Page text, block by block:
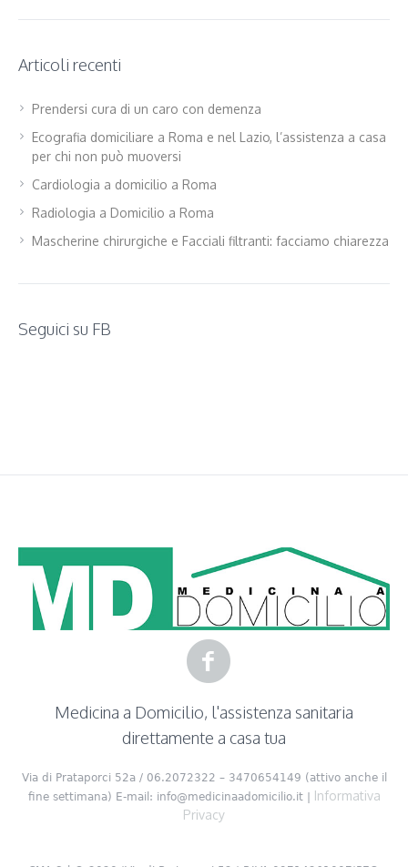
Articoli recenti
Prendersi cura di un caro con demenza
Ecografia domiciliare a Roma e nel Lazio, l’assistenza a casa
per chi non può muoversi
Cardiologia a domicilio a Roma
Radiologia a Domicilio a Roma
Mascherine chirurgiche e Facciali filtranti: facciamo chiarezza
Seguici su FB
Medicina a Domicilio, l'assistenza sanitaria
direttamente a casa tua
Via di Prataporci 52a / 06.2072322 – 3470654149 (attivo anche il
fine settimana) E-mail: info@medicinaadomicilio.it |
Informativa
Privacy